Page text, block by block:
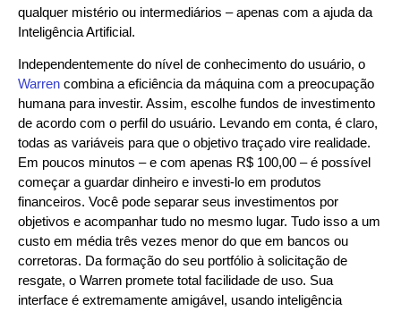
qualquer mistério ou intermediários – apenas com a ajuda da
Inteligência Artificial.
Independentemente do nível de conhecimento do usuário, o
Warren combina a eficiência da máquina com a preocupação
humana para investir. Assim, escolhe fundos de investimento
de acordo com o perfil do usuário. Levando em conta, é claro,
todas as variáveis para que o objetivo traçado vire realidade.
Em poucos minutos – e com apenas R$ 100,00 – é possível
começar a guardar dinheiro e investi-lo em produtos
financeiros. Você pode separar seus investimentos por
objetivos e acompanhar tudo no mesmo lugar. Tudo isso a um
custo em média três vezes menor do que em bancos ou
corretoras. Da formação do seu portfólio à solicitação de
resgate, o Warren promete total facilidade de uso. Sua
interface é extremamente amigável, usando inteligência